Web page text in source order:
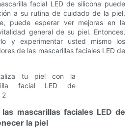
facial LED de silicona puede
a su rutina de cuidado de la piel.
puede esperar ver mejoras en la
general de su piel. Entonces,
y experimentar usted mismo los
de las mascarillas faciales LED de
mascarillas faciales LED de
la piel